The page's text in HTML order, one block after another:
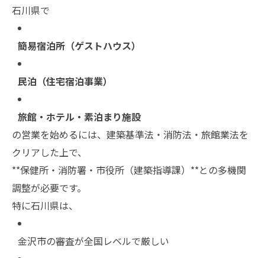
石川県で
簡易宿泊所（ゲストハウス）
民泊（住宅宿泊事業）
旅館・ホテル・素泊まり施設
の営業を始めるには、建築基準法・消防法・旅館業法を
クリアした上で、
**保健所・消防署・市役所（建築指導課）**との多機関
調整が必要です。
特に石川県は、
金沢市の審査が全国レベルで厳しい